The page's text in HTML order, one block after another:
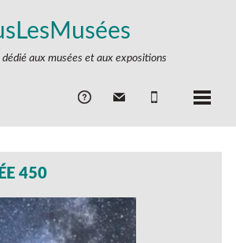
aux musées et aux expositions
450